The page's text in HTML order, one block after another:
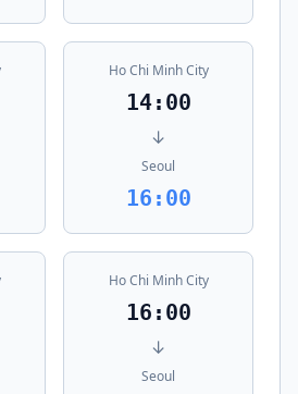
Ho Chi Minh City
14:00
↓
Seoul
16:00
Ho Chi Minh City
16:00
↓
Seoul